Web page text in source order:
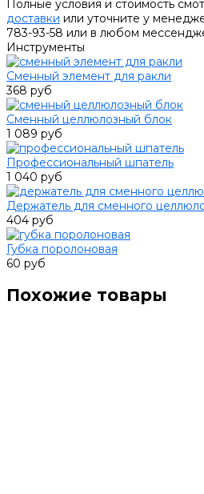
Полные условия и стоимость
доставки или уточните у
783-93-58 или в любом
Инструменты
Сменный элемент для ракли
368 руб
Сменный целлюлозный блок
1 089 руб
Профессиональный шпатель
1 040 руб
Держатель для сменного
404 руб
Губка поролоновая
60 руб
Похожие товары